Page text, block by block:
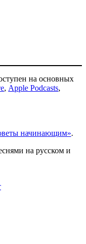
на основных
, Apple Podcasts,
начинающим».
на русском и